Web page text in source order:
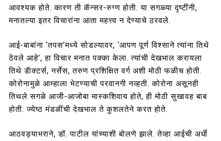
आवश्यक होते. कारण ती कॅन्सर-रुग्ण होती. या सगळ्या दृष्टींनी,
मनातल्या इतर विचारांना आता महत्त्व न देण्याचे ठरवले.
आई-बाबांना ‘तपस’मध्ये सोडल्यावर, ‘आपण पूर्ण विश्साने त्यांना तिथे
ठेवले आहे’, हा विचार मनात पक्का केला. त्यांची देखभाल करायला
तिथे डॅाक्टर्स, नर्सेस, तरुण प्रशिक्षित वर्ग अशी मोठी फळीच होती.
कोरोनामुळे आम्हाला भेटण्याची परवानगी नव्हती. कोरोना असूनही
तिथले सगळे आजी-आजोबा मास्कशिवाय होते, ही मोठी सुखावह बाब
होती. ज्येष्ठ मंडळींची देखभाल ते कुशलतेने करत होते.
आठवड्याभराने, डॉ. पाटील यांच्याशी बोलणे झाले. तेव्हा आईची अर्धी